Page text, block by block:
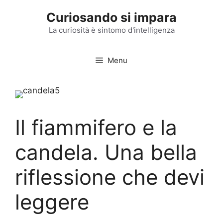
Curiosando si impara
La curiosità è sintomo d'intelligenza
Menu
Il fiammifero e la
candela. Una bella
riflessione che devi
leggere